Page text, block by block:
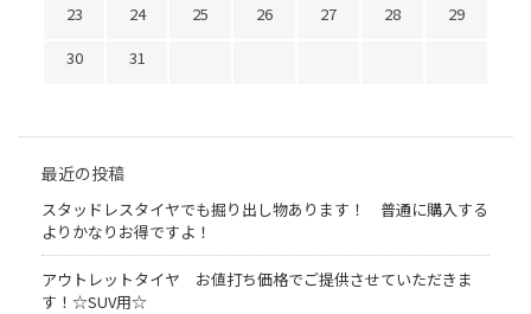
23
24 25 26 27 28
29
30
31
最近の投稿
スタッドレスタイヤでも掘り出し物あります！ 普通に購入する
よりかなりお得ですよ！
アウトレットタイヤ お値打ち価格でご提供させていただきま
す！☆SUV用☆